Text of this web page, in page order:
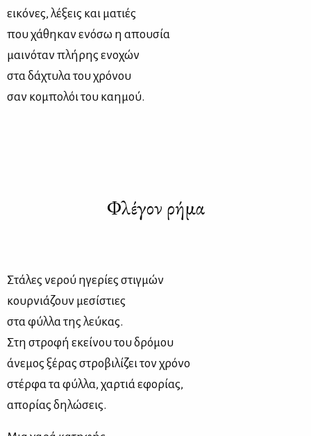
εικόνες, λέξεις και ματιές
που χάθηκαν ενόσω η απουσία
μαινόταν πλήρης ενοχών
στα δάχτυλα του χρόνου
σαν κομπολόι του καημού.
Φλέγον ρήμα
Στάλες νερού ηγερίες στιγμών
κουρνιάζουν μεσίστιες
στα φύλλα της λεύκας.
Στη στροφή εκείνου του δρόμου
άνεμος ξέρας στροβιλίζει τον χρόνο
στέρφα τα φύλλα, χαρτιά εφορίας,
απορίας δηλώσεις.